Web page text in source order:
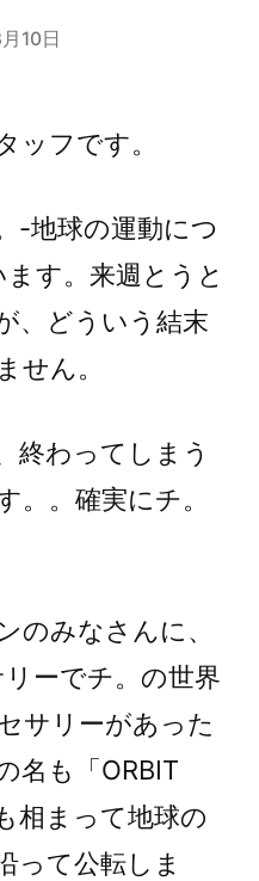
10日
ッフです。
-地球の運動につ
す。来週とうと
、どういう結末
せん。
終わってしまう
。。確実にチ。
のみなさんに、
ーでチ。の世界
サリーがあった
名も「ORBIT
相まって地球の
って公転しま